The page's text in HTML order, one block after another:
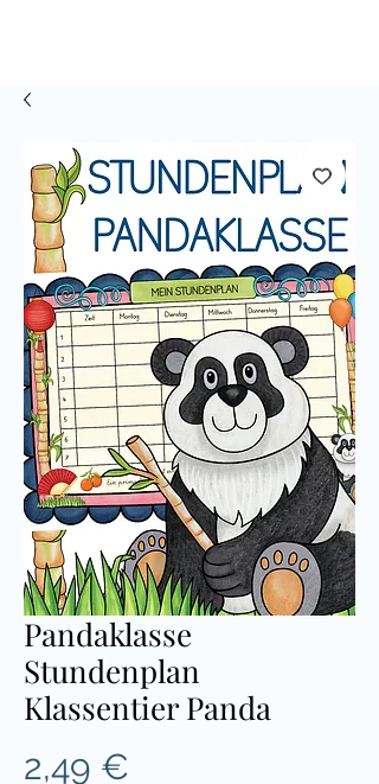
Pandaklasse
Stundenplan
Klassentier Panda
2,49 €